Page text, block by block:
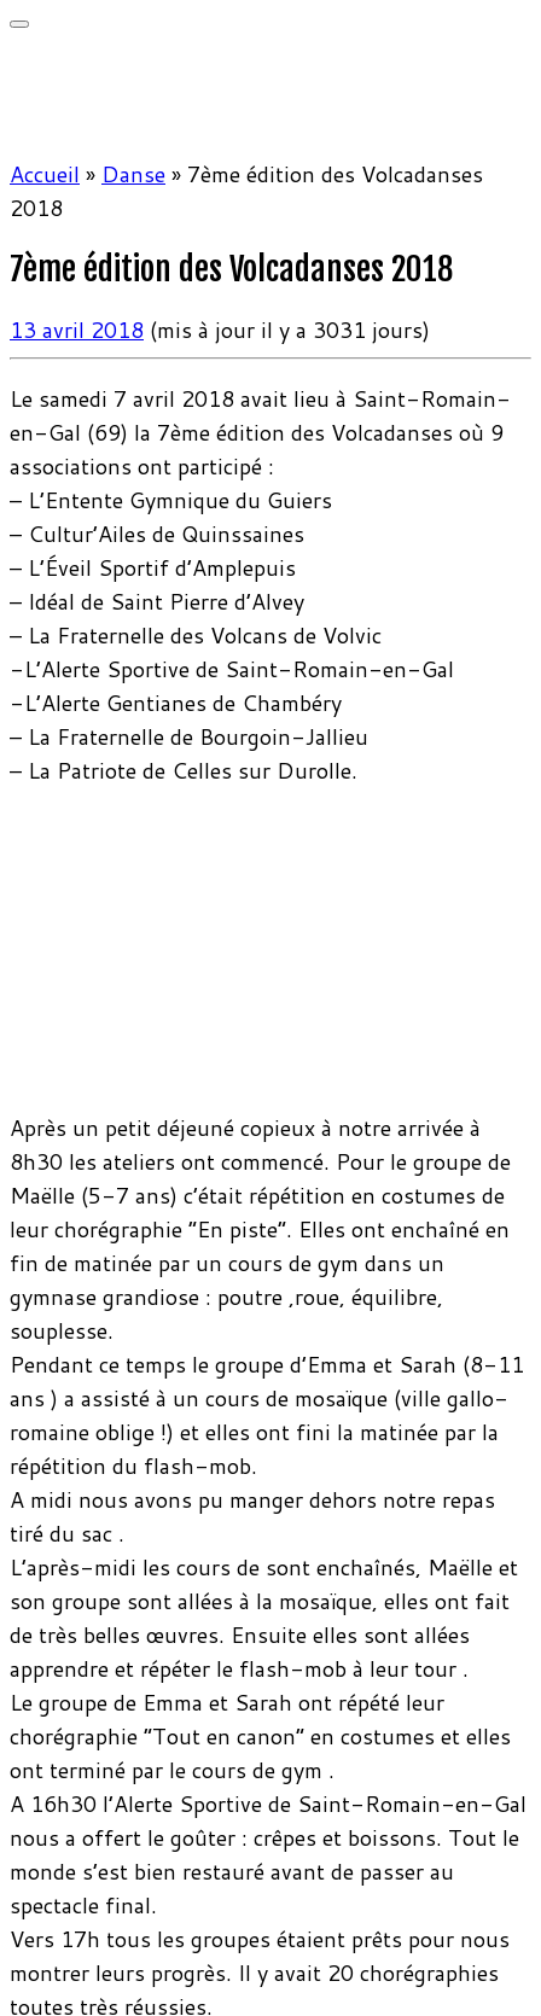
Accueil » Danse» 7ème édition des Volcadanses
2018
7ème édition des Volcadanses 2018
13 avril 2018 (mis à jour il y a 3031 jours)
Le samedi 7 avril 2018 avait lieu à Saint-Romain-
en-Gal (69) la 7ème édition des Volcadanses où 9
associations ont participé :
– L’Entente Gymnique du Guiers
– Cultur’Ailes de Quinssaines
– L’Éveil Sportif d’Amplepuis
– Idéal de Saint Pierre d’Alvey
– La Fraternelle des Volcans de Volvic
-L’Alerte Sportive de Saint-Romain-en-Gal
-L’Alerte Gentianes de Chambéry
– La Fraternelle de Bourgoin-Jallieu
– La Patriote de Celles sur Durolle.
Après un petit déjeuné copieux à notre arrivée à
8h30 les ateliers ont commencé. Pour le groupe de
Maëlle (5-7 ans) c’était répétition en costumes de
leur chorégraphie “En piste”. Elles ont enchaîné en
fin de matinée par un cours de gym dans un
gymnase grandiose : poutre ,roue, équilibre,
souplesse.
Pendant ce temps le groupe d’Emma et Sarah (8-11
ans ) a assisté à un cours de mosaïque (ville gallo-
romaine oblige !) et elles ont fini la matinée par la
répétition du flash-mob.
A midi nous avons pu manger dehors notre repas
tiré du sac .
L’après-midi les cours de sont enchaînés, Maëlle et
son groupe sont allées à la mosaïque, elles ont fait
de très belles œuvres. Ensuite elles sont allées
apprendre et répéter le flash-mob à leur tour .
Le groupe de Emma et Sarah ont répété leur
chorégraphie “Tout en canon” en costumes et elles
ont terminé par le cours de gym .
A 16h30 l’Alerte Sportive de Saint-Romain-en-Gal
nous a offert le goûter : crêpes et boissons. Tout le
monde s’est bien restauré avant de passer au
spectacle final.
Vers 17h tous les groupes étaient prêts pour nous
montrer leurs progrès. Il y avait 20 chorégraphies
toutes très réussies.